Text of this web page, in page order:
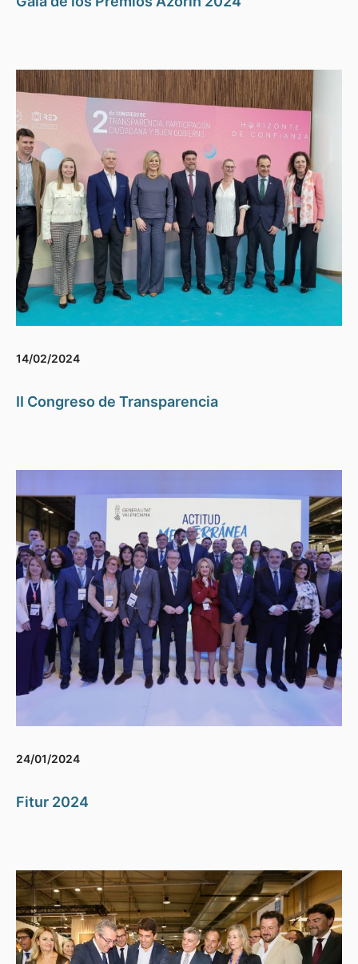
14/02/2024
II Congreso de Transparencia
24/01/2024
Fitur 2024